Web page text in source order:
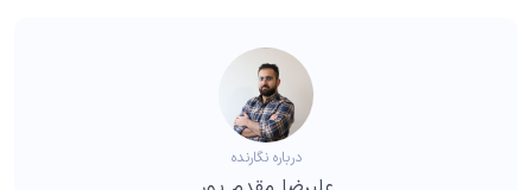
درباره نگارنده